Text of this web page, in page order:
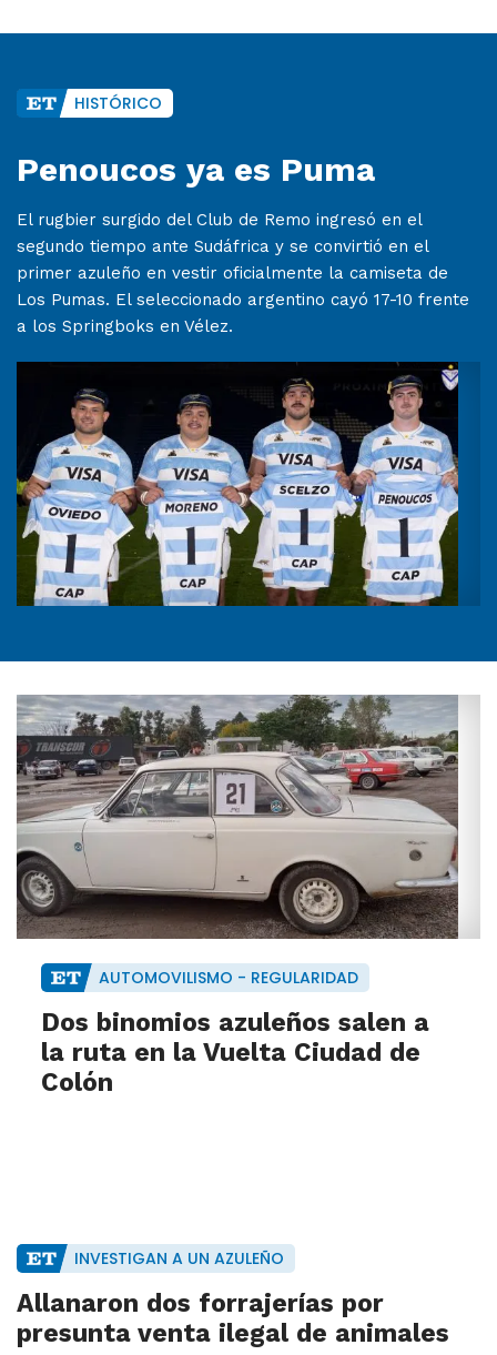
HISTÓRICO
Penoucos ya es Puma
El rugbier surgido del Club de Remo ingresó en el
segundo tiempo ante Sudáfrica y se convirtió en el
primer azuleño en vestir oficialmente la camiseta de
Los Pumas. El seleccionado argentino cayó 17-10 frente
a los Springboks en Vélez.
AUTOMOVILISMO - REGULARIDAD
Dos binomios azuleños salen a
la ruta en la Vuelta Ciudad de
Colón
INVESTIGAN A UN AZULEÑO
Allanaron dos forrajerías por
presunta venta ilegal de animales